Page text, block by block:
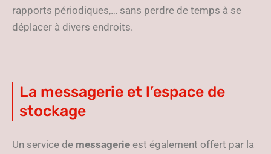
rapports périodiques,… sans perdre de temps à se
déplacer à divers endroits.
La messagerie et l’espace de
stockage
Un service de messagerie est également offert par la